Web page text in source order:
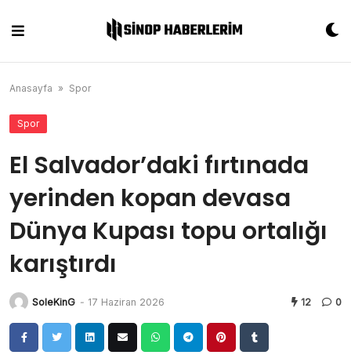
content
Anasayfa » Spor
Spor
El Salvador’daki fırtınada
yerinden kopan devasa
Dünya Kupası topu ortalığı
karıştırdı
SoleKinG - 17 Haziran 2026 12 0